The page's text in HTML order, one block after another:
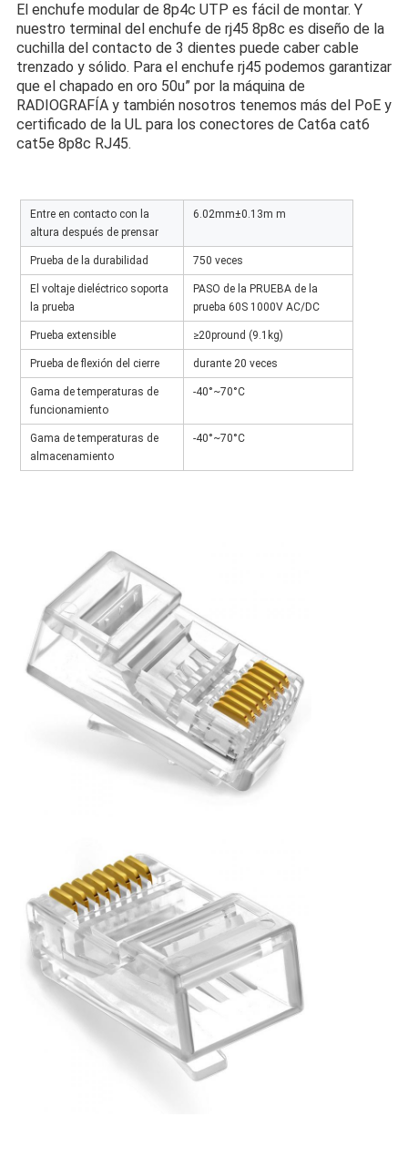
El enchufe modular de 8p4c UTP es fácil de montar. Y
nuestro terminal del enchufe de rj45 8p8c es diseño de la
cuchilla del contacto de 3 dientes puede caber cable
trenzado y sólido. Para el enchufe rj45 podemos garantizar
que el chapado en oro 50u” por la máquina de
RADIOGRAFÍA y también nosotros tenemos más del PoE y
certificado de la UL para los conectores de Cat6a cat6
cat5e 8p8c RJ45.
Entre en contacto con la
altura después de prensar
6.02mm±0.13m m
Prueba de la durabilidad 750 veces
El voltaje dieléctrico soporta
la prueba
PASO de la PRUEBA de la
prueba 60S 1000V AC/DC
Prueba extensible ≥20pround (9.1kg)
Prueba de flexión del cierre durante 20 veces
Gama de temperaturas de
funcionamiento
-40°~70°C
Gama de temperaturas de
almacenamiento
-40°~70°C